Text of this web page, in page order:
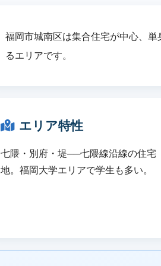
福岡市城南区は集合住宅が中心、
るエリアです。
エリア特性
七隈・別府・堤──七隈線沿線の住宅
地。福岡大学エリアで学生も多い。